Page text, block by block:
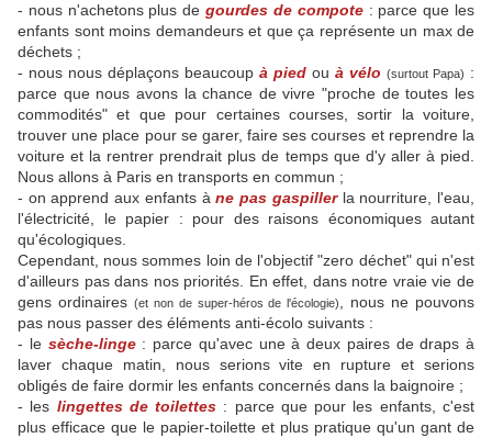
- nous n'achetons plus degourdes de compote: parce que les
enfants sont moins demandeurs et que ça représente un max de
déchets ;
- nous nous déplaçons beaucoup à pied ou à vélo (surtout Papa) :
parce que nous avons la chance de vivre "proche de toutes les
commodités" et que pour certaines courses, sortir la voiture,
trouver une place pour se garer, faire ses courses et reprendre la
voiture et la rentrer prendrait plus de temps que d'y aller à pied.
Nous allons à Paris en transports en commun ;
- on apprend aux enfants àne pas gaspillerla nourriture, l'eau,
l'électricité, le papier : pour des raisons économiques autant
qu'écologiques.
Cependant, nous sommes loin de l'objectif "zero déchet" qui n'est
d'ailleurs pas dans nos priorités. En effet, dans notre vraie vie de
gens ordinaires (et non de super-héros de l'écologie)
, nous ne pouvons
pas nous passer des éléments anti-écolo suivants :
- le sèche-linge: parce qu'avec une à deux paires de draps à
laver chaque matin, nous serions vite en rupture et serions
obligés de faire dormir les enfants concernés dans la baignoire ;
- les lingettes de toilettes : parce que pour les enfants, c'est
plus efficace que le papier-toilette et plus pratique qu'un gant de